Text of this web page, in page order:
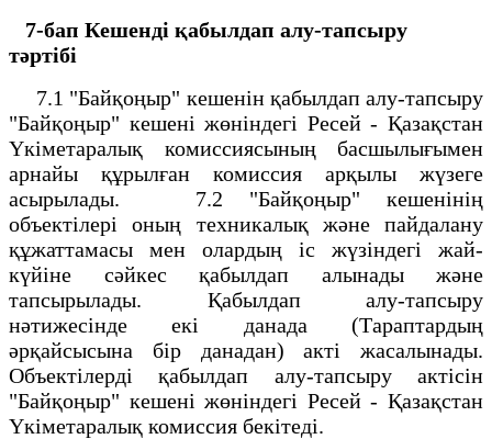
7-бап Кешенді қабылдап алу-тапсыру
тәртібі
7.1 "Байқоңыр" кешенін қабылдап алу-тапсыру
"Байқоңыр" кешені жөніндегі Ресей - Қазақстан
Үкіметаралық комиссиясының басшылығымен
арнайы құрылған комиссия арқылы жүзеге
асырылады. 7.2 "Байқоңыр" кешенінің
объектілері оның техникалық және пайдалану
құжаттамасы мен олардың іс жүзіндегі жай-
күйіне сәйкес қабылдап алынады және
тапсырылады. Қабылдап алу-тапсыру
нәтижесінде екі данада (Тараптардың
әрқайсысына бір данадан) акті жасалынады.
Объектілерді қабылдап алу-тапсыру актісін
"Байқоңыр" кешені жөніндегі Ресей - Қазақстан
Үкіметаралық комиссия бекітеді.